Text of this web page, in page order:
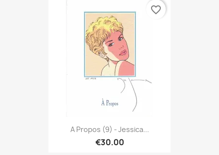
A Propos (9) - Jessica...
€30.00
favorite_border